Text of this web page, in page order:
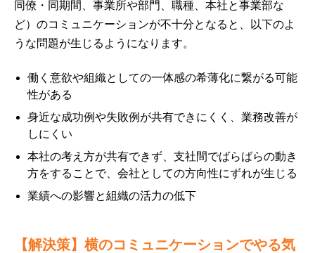
同僚・同期間、事業所や部門、職種、本社と事業部な
ど）のコミュニケーションが不十分となると、以下のよ
うな問題が生じるようになります。
働く意欲や組織としての一体感の希薄化に繋がる可能
性がある
身近な成功例や失敗例が共有できにくく、業務改善が
しにくい
本社の考え方が共有できず、支社間でばらばらの動き
方をすることで、会社としての方向性にずれが生じる
業績への影響と組織の活力の低下
【解決策】横のコミュニケーションでやる気